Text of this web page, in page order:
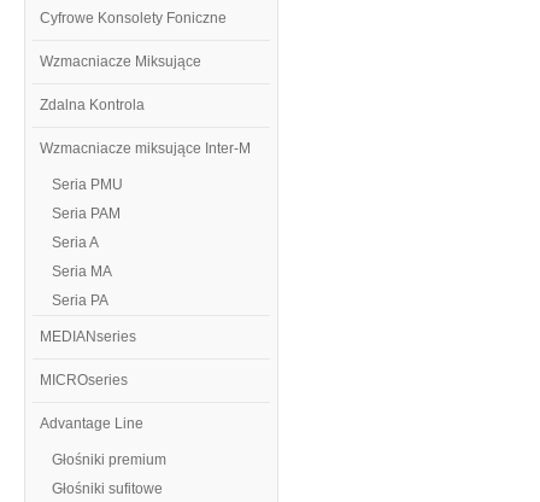
Cyfrowe Konsolety Foniczne
Wzmacniacze Miksujące
Zdalna Kontrola
Wzmacniacze miksujące Inter-M
Seria PMU
Seria PAM
Seria A
Seria MA
Seria PA
MEDIANseries
MICROseries
Advantage Line
Głośniki premium
Głośniki sufitowe